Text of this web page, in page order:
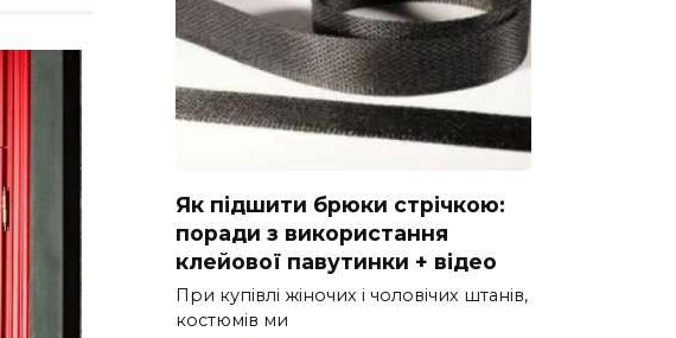
Як підшити брюки стрічкою:
поради з використання
клейової павутинки + відео
При купівлі жіночих і чоловічих штанів,
костюмів ми